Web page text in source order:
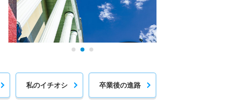
私のイチオシ 卒業後の進路